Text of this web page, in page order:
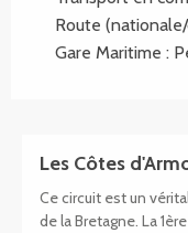
Route (nationale/
Gare Maritime :
Les Côtes
Ce circuit est un
de la Bretagne. La